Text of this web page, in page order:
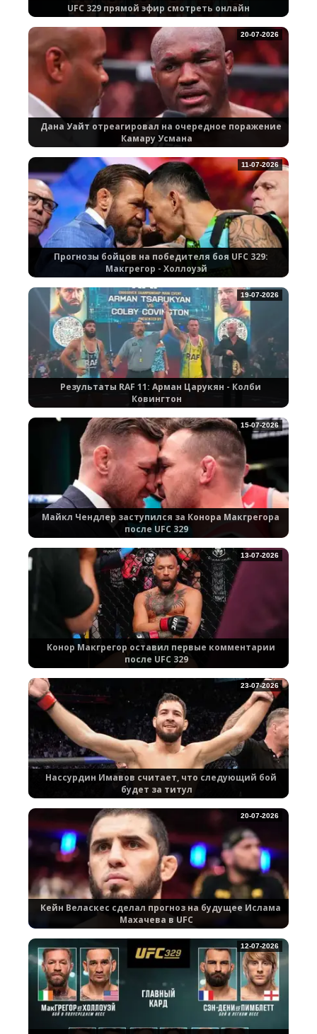
UFC 329 прямой эфир смотреть онлайн
Дана Уайт отреагировал на очередное поражение
Камару Усмана
20-07-2026
Прогнозы бойцов на победителя боя UFC 329:
Макгрегор - Холлоуэй
11-07-2026
Результаты RAF 11: Арман Царукян - Колби
Ковингтон
19-07-2026
Майкл Чендлер заступился за Конора Макгрегора
после UFC 329
15-07-2026
Конор Макгрегор оставил первые комментарии
после UFC 329
13-07-2026
Нассурдин Имавов считает, что следующий бой
будет за титул
23-07-2026
Кейн Веласкес сделал прогноз на будущее Ислама
Махачева в UFC
20-07-2026
12-07-2026